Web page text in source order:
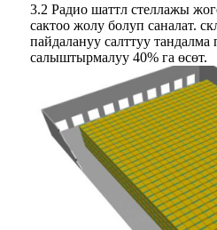
3.2 Радио шаттл стеллажы
сактоо жолу болуп саналат.
пайдалануу салттуу тандалма
салыштырмалуу 40% га өсөт.